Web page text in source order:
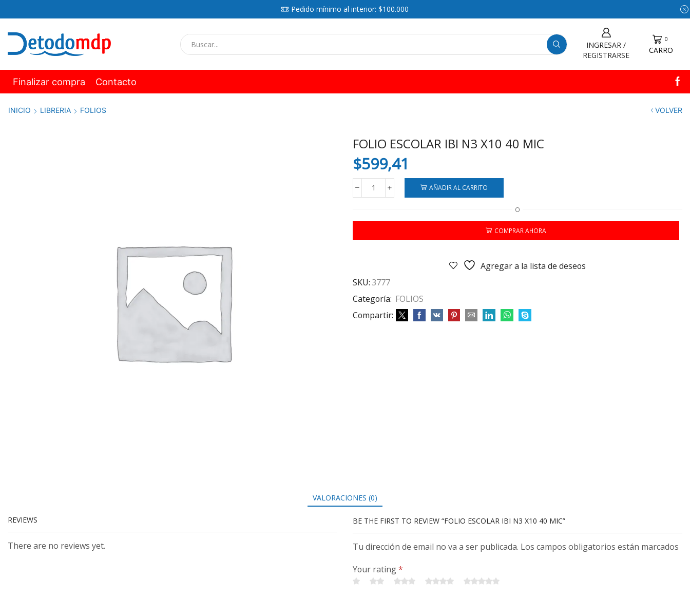
Pedido mínimo al interior: $100.000
INGRESAR /
REGISTRARSE
0
CARRO
Finalizar compra Contacto
INICIO LIBRERIA FOLIOS VOLVER
FOLIO ESCOLAR IBI N3 X10 40 MIC
$599,41
FOLIO
N3
40
AÑADIR AL CARRITO
O
COMPRAR AHORA
Agregar a la lista de deseos
SKU:3777
Categoría: FOLIOS
Compartir:
VALORACIONES (0)
REVIEWS
There are no reviews yet.
BE THE FIRST TO REVIEW “FOLIO ESCOLAR IBI N3 X10 40 MIC”
Tu dirección de email no va a ser publicada. Los campos obligatorios están marcados
Your rating*